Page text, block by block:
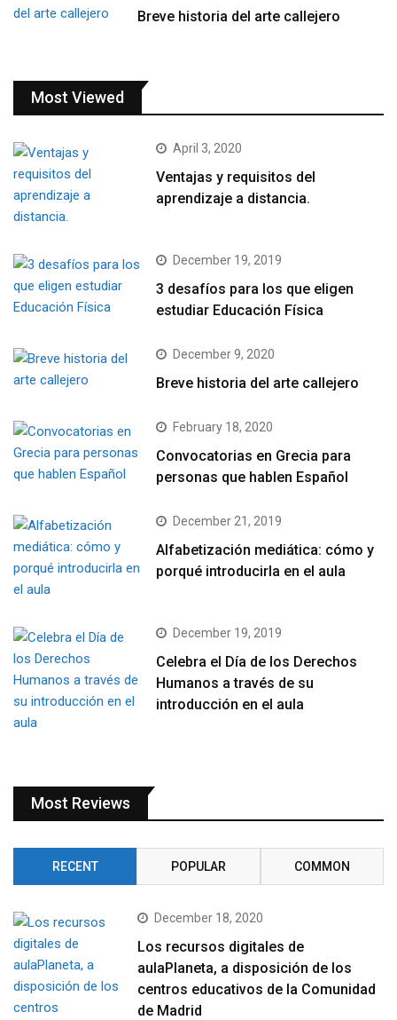
Breve historia del arte callejero
Most Viewed
April 3, 2020
Ventajas y requisitos del
aprendizaje a distancia.
December 19, 2019
3 desafíos para los que eligen
estudiar Educación Física
December 9, 2020
Breve historia del arte callejero
February 18, 2020
Convocatorias en Grecia para
personas que hablen Español
December 21, 2019
Alfabetización mediática: cómo y
porqué introducirla en el aula
December 19, 2019
Celebra el Día de los Derechos
Humanos a través de su
introducción en el aula
Most Reviews
RECENT POPULAR COMMON
December 18, 2020
Los recursos digitales de
aulaPlaneta, a disposición de los
centros educativos de la Comunidad
de Madrid